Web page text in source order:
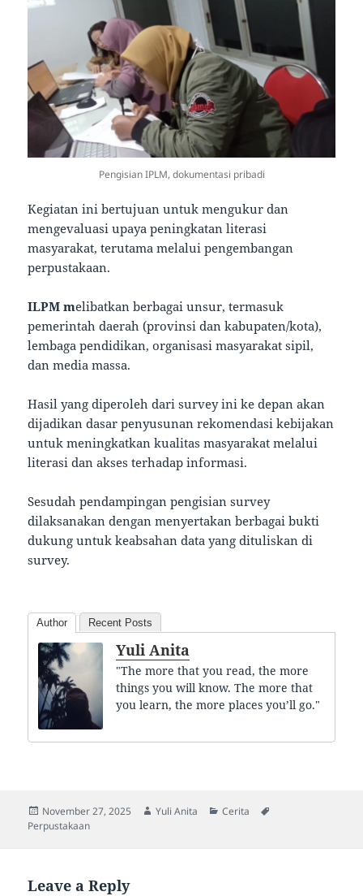
Pengisian IPLM, dokumentasi pribadi
Kegiatan ini bertujuan untuk mengukur dan
mengevaluasi upaya peningkatan literasi
masyarakat, terutama melalui pengembangan
perpustakaan.
ILPM melibatkan berbagai unsur, termasuk
pemerintah daerah (provinsi dan kabupaten/kota),
lembaga pendidikan, organisasi masyarakat sipil,
dan media massa.
Hasil yang diperoleh dari survey ini ke depan akan
dijadikan dasar penyusunan rekomendasi kebijakan
untuk meningkatkan kualitas masyarakat melalui
literasi dan akses terhadap informasi.
Sesudah pendampingan pengisian survey
dilaksanakan dengan menyertakan berbagai bukti
dukung untuk keabsahan data yang dituliskan di
survey.
Author Recent Posts
Yuli Anita
"The more that you read, the more
things you will know. The more that
you learn, the more places you’ll go."
Posted
on
November 27, 2025 Author
Yuli Anita Categories
Cerita
Perpustakaan
Leave a Reply